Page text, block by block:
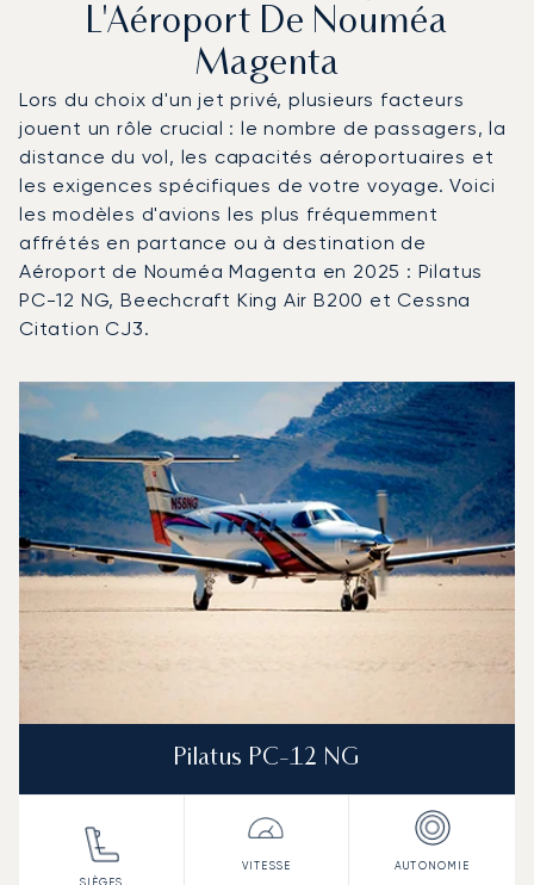
L'Aéroport De Nouméa
Magenta
Lors du choix d'un jet privé, plusieurs facteurs
jouent un rôle crucial : le nombre de passagers, la
distance du vol, les capacités aéroportuaires et
les exigences spécifiques de votre voyage. Voici
les modèles d'avions les plus fréquemment
affrétés en partance ou à destination de
Aéroport de Nouméa Magenta en 2025 : Pilatus
PC-12 NG, Beechcraft King Air B200 et Cessna
Citation CJ3.
Photo de l'aéronef
Modèle d'aéronef
Sièges
Vitesse (km/h)
Vitesse (nœuds) Autonomie (km)
Autonomie (NM)
Pilatus PC-12 NG